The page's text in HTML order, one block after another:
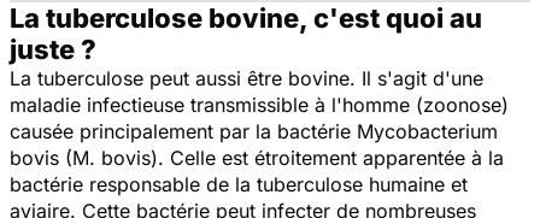
La tuberculose bovine, c'est quoi au
juste ?
La tuberculose peut aussi être bovine. Il s'agit d'une
maladie infectieuse transmissible à l'homme (zoonose)
causée principalement par la bactérie Mycobacterium
bovis (M. bovis). Celle est étroitement apparentée à la
bactérie responsable de la tuberculose humaine et
aviaire. Cette bactérie peut infecter de nombreuses